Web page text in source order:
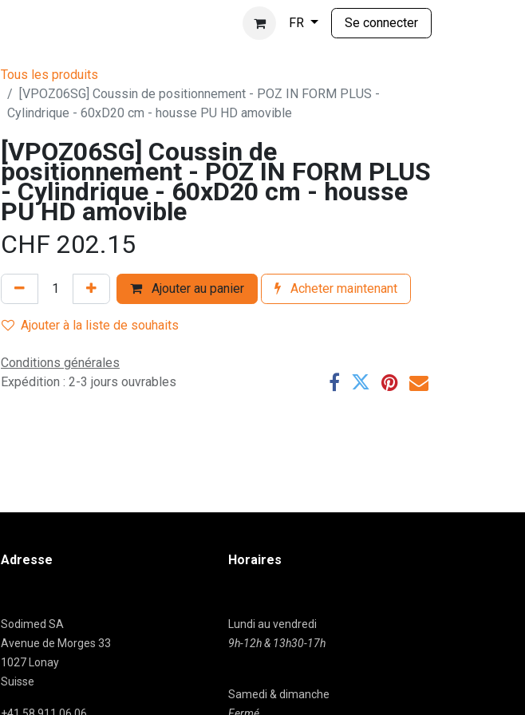
FR Se connecter
Tous les produits
[VPOZ06SG] Coussin de positionnement - POZ IN FORM PLUS -
Cylindrique - 60xD20 cm - housse PU HD amovible
[VPOZ06SG] Coussin de
positionnement - POZ IN FORM PLUS
- Cylindrique - 60xD20 cm - housse
PU HD amovible
CHF 202.15
Ajouter au panier Acheter maintenant
Ajouter à la liste de souhaits
Conditions générales
Expédition : 2-3 jours ouvrables
Adresse
Sodimed SA
Avenue de Morges 33
1027 Lonay
Suisse
Horaires
Lundi au vendredi
9h-12h & 13h30-17h
Samedi & dimanche